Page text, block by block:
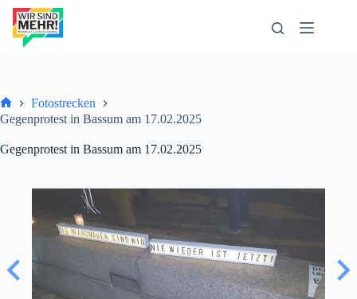
Zum
Inhalt
springen
Start
Fotostrecken
Gegenprotest in Bassum am 17.02.2025
Gegenprotest in Bassum am 17.02.2025